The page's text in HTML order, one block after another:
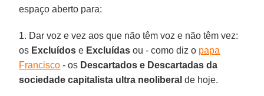
espaço aberto para:
1. Dar voz e vez aos que não têm voz e não têm vez:
os Excluídos e Excluídas ou - como diz o papa
Francisco - os Descartados e Descartadas da
sociedade capitalista ultra neoliberal de hoje.